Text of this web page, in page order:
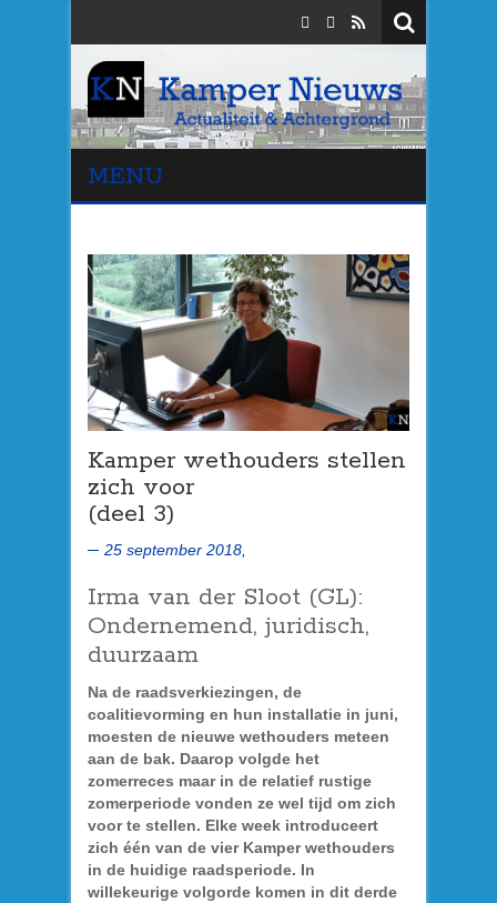
MENU
Kamper wethouders stellen
zich voor
(deel 3)
25 september 2018,
Irma van der Sloot (GL):
Ondernemend, juridisch,
duurzaam
Na de raadsverkiezingen, de
coalitievorming en hun installatie in juni,
moesten de nieuwe wethouders meteen
aan de bak. Daarop volgde het
zomerreces maar in de relatief rustige
zomerperiode vonden ze wel tijd om zich
voor te stellen. Elke week introduceert
zich één van de vier Kamper wethouders
in de huidige raadsperiode. In
willekeurige volgorde komen in dit derde